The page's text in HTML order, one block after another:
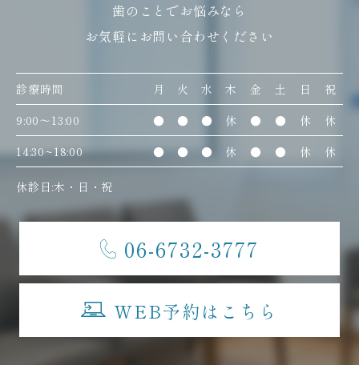
歯のことでお悩みなら
お気軽にお問い合わせください
診療時間 月 火 水 木 金 土 日
祝
9:00〜13:00
● ● ● 休 ● ● 休
休
14:30~18:00
● ● ● 休 ● ● 休 休
休診日:木・日・祝
06-6732-3777
WEB予約はこちら